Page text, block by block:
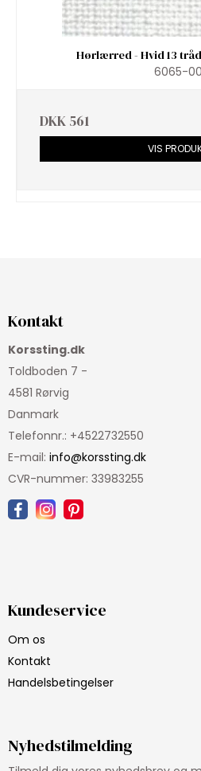
Hørlærred - Hvid 13
6065-00
DKK 561
VIS
Kontakt
Korssting.dk
Toldboden 7 -
4581 Rørvig
Danmark
Telefonnr.: +4522732550
E-mail: info@korssting.dk
CVR-nummer: 33983255
Kundeservice
Om os
Kontakt
Handelsbetingelser
Nyhedstilmelding